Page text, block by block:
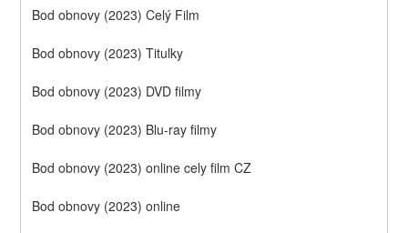
Bod obnovy (2023) Celý Film
Bod obnovy (2023) Titulky
Bod obnovy (2023) DVD filmy
Bod obnovy (2023) Blu-ray filmy
Bod obnovy (2023) online cely film CZ
Bod obnovy (2023) online